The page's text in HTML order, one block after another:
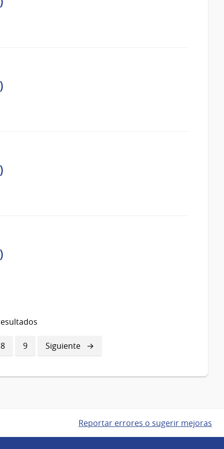
Página
8 Página
9
Siguiente
página
Siguiente
Reportar errores o sugerir mejoras